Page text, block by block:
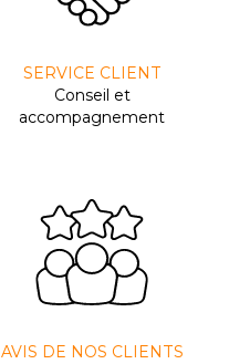
SERVICE CLIENT
Conseil et
accompagnement
AVIS DE NOS CLIENTS